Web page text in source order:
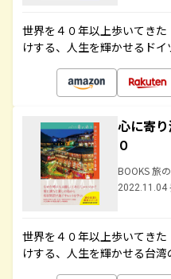
世界を４０年以上歩いてき
けする、人生を輝かせるド
心に寄
０
BOOKS 旅
2022.11.04
世界を４０年以上歩いてき
けする、人生を輝かせる台